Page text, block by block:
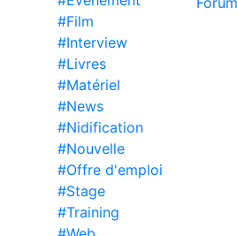
#Film
#Interview
#Livres
#Matériel
#News
#Nidification
#Nouvelle
#Offre d'emploi
#Stage
#Training